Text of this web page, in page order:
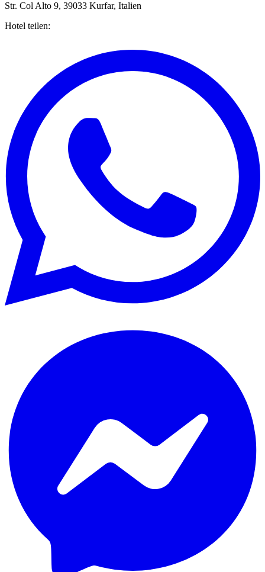
Str. Col Alto 9, 39033 Kurfar, Italien
Hotel teilen: